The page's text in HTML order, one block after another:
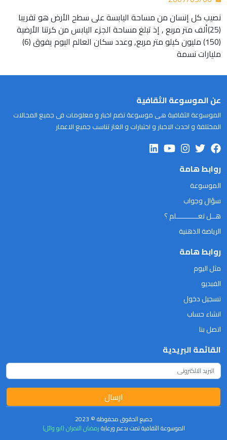
نصيب كل إنسان من مساحة اليابسة على سطح الأرض هو تقريبا
(25)ألف متر مربع , إذ تبلغ مساحة الجزء اليابس من كرتنا الأرضية
(150) مليون كيلو متر مربع, وعدد سكان العالم اليوم يفوق (6)
مليارات نسمة
عن الموسوعة الثقافية
الموسوعة الثقافية هى موسوعة تضم اخبار و معلومات فى جميع المجالات
المختلفة و احدث الاخبار و اختبارات و الغاز تناسب جميع الاعمار
روابط هامة
الموسوعة
سؤال وجواب
هــل تعـــــــــــلم ؟
الرياضة الذهنية
روابط هامة
مثل اليوم
الفيديو
تسجيل دخول
انشاء حساب
اتصل بنا
القائمة البريدية
ارسال
جميع الحقوق محفوظة © 2023
الموسوعة الثقافية تمت بدعم ورعايةرمضان النمران (ابو وائل)